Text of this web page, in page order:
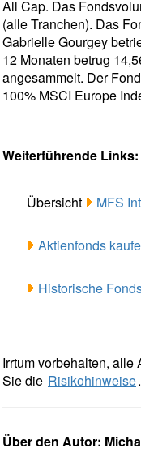
All Cap. Das
(alle Tranchen). Das
Gabrielle Gourgey
12 Monaten betrug
angesammelt. Der
100% MSCI Europe
Weiterführende Links:
Übersicht MFS
Aktienfonds
Historische
Irrtum vorbehalten, alle
Sie die Risikohinweise.
Über den Autor: